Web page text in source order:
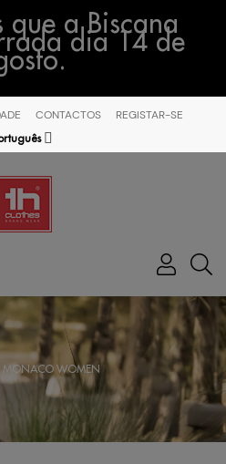
que a Biscana
dia 14 de
CONTACTOS REGISTAR-SE
MONACO WOMEN